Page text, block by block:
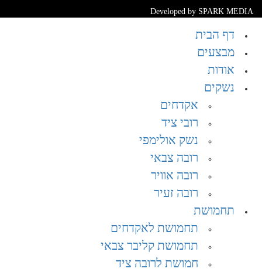
Developed by SPARK MEDIA
דף הבית
מבצעים
אודות
נשקים
אקדחים
רובי ציד
נשק אולימפי
רובה צבאי
רובה אוויר
רובה זעיר
תחמושת
תחמושת לאקדחים
תחמושת קליבר צבאי
חמושת לרובה ציד